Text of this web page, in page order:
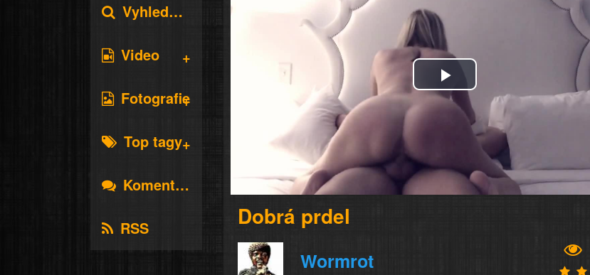
Vyhledávání
Video
Fotografie
Top tagy
Komentáře
RSS
Play
Video
Dobrá prdel
Wormrot